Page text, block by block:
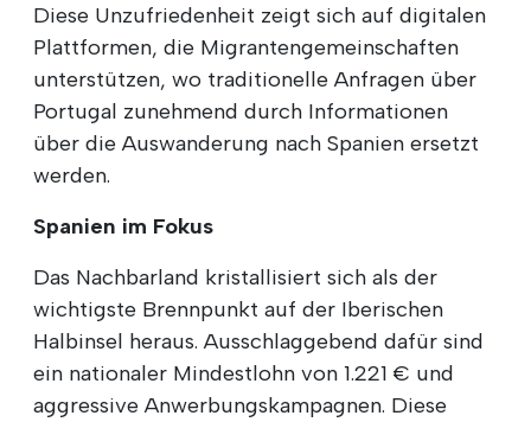
Diese Unzufriedenheit zeigt sich auf digitalen
Plattformen, die Migrantengemeinschaften
unterstützen, wo traditionelle Anfragen über
Portugal zunehmend durch Informationen
über die Auswanderung nach Spanien ersetzt
werden.
Spanien im Fokus
Das Nachbarland kristallisiert sich als der
wichtigste Brennpunkt auf der Iberischen
Halbinsel heraus. Ausschlaggebend dafür sind
ein nationaler Mindestlohn von 1.221 € und
aggressive Anwerbungskampagnen. Diese